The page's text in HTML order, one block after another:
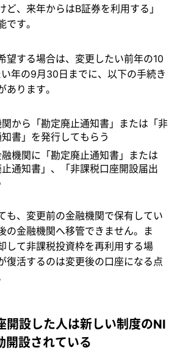
ど、来年からはB証券を利用する」
です。
望する場合は、変更したい前年の10
年の9月30日までに、以下の手続き
あります。
から「勘定廃止通知書」または「非
書」を発行してもらう
機関に「勘定廃止通知書」または
止通知書」、「非課税口座開設届出
も、変更前の金融機関で保有してい
の金融機関へ移管できません。ま
して非課税投資枠を再利用する場
復活するのは変更後の口座になる点
開設した人は新しい制度のNI
開設されている